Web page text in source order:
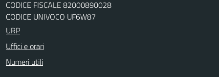
CODICE FISCALE 82000890028
CODICE UNIVOCO UF6W87
URP
Uffici e orari
Numeri utili